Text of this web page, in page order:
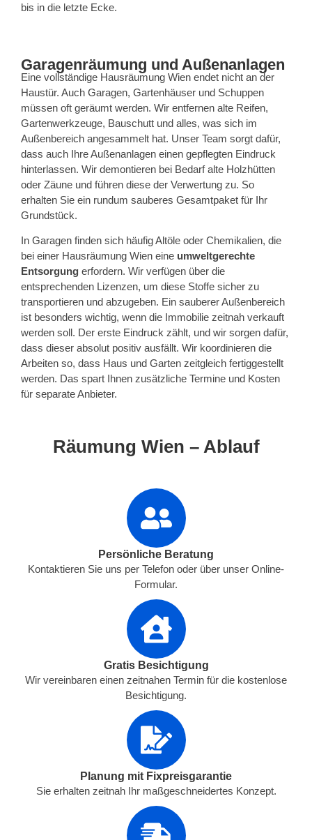
bis in die letzte Ecke.
Garagenräumung und Außenanlagen
Eine vollständige Hausräumung Wien endet nicht an der
Haustür. Auch Garagen, Gartenhäuser und Schuppen
müssen oft geräumt werden. Wir entfernen alte Reifen,
Gartenwerkzeuge, Bauschutt und alles, was sich im
Außenbereich angesammelt hat. Unser Team sorgt dafür,
dass auch Ihre Außenanlagen einen gepflegten Eindruck
hinterlassen. Wir demontieren bei Bedarf alte Holzhütten
oder Zäune und führen diese der Verwertung zu. So
erhalten Sie ein rundum sauberes Gesamtpaket für Ihr
Grundstück.
In Garagen finden sich häufig Altöle oder Chemikalien, die
bei einer Hausräumung Wien eine umweltgerechte
Entsorgung erfordern. Wir verfügen über die
entsprechenden Lizenzen, um diese Stoffe sicher zu
transportieren und abzugeben. Ein sauberer Außenbereich
ist besonders wichtig, wenn die Immobilie zeitnah verkauft
werden soll. Der erste Eindruck zählt, und wir sorgen dafür,
dass dieser absolut positiv ausfällt. Wir koordinieren die
Arbeiten so, dass Haus und Garten zeitgleich fertiggestellt
werden. Das spart Ihnen zusätzliche Termine und Kosten
für separate Anbieter.
Räumung Wien – Ablauf
Persönliche Beratung
Kontaktieren Sie uns per Telefon oder über unser Online-
Formular.
Gratis Besichtigung
Wir vereinbaren einen zeitnahen Termin für die kostenlose
Besichtigung.
Planung mit Fixpreisgarantie
Sie erhalten zeitnah Ihr maßgeschneidertes Konzept.